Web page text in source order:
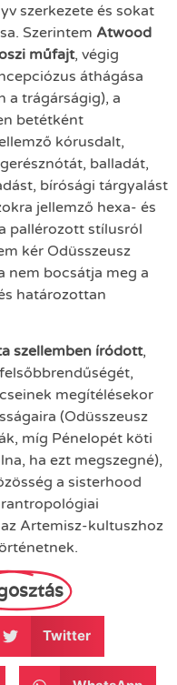
szerkezete és sokat
Szerintem Atwood
műfajt, végig
áthágása
a trágárságig), a
betétként
kórusdalt,
balladát,
bírósági tárgyalást
jellemző hexa- és
pallérozott stílusról
kér Odüsszeusz
nem bocsátja meg a
határozottan
szellemben íródott,
megítélésekor
(Odüsszeusz
míg Pénelopét köti
ha ezt megszegné),
a sisterhood
Artemisz-kultuszhoz
Twitter